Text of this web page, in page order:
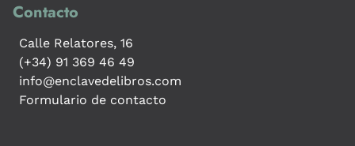
Contacto
Calle Relatores, 16
(+34) 91 369 46 49
info@enclavedelibros.com
Formulario de contacto